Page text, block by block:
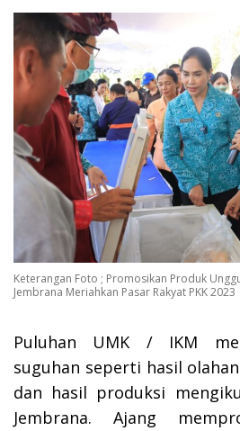
Keterangan Foto ; Promosikan Produk
Jembrana Meriahkan Pasar Rakyat PKK 2023
Puluhan UMK / IKM
suguhan seperti hasil
dan hasil produksi
Jembrana. Ajang